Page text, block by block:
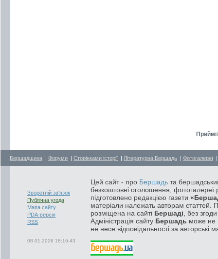
Бершадщина | Форуми | Сторінками історії | Літературна Бершадь | Фотогалереї
Зворотній зв'язок
Публічна угода
Мапа сайту
PDA-версія
RSS
08.01.2026 18:16:43
Цей сайт - про Бершадь та
безкоштовні оголошення, фотогалереї
підготовлено редакцією газети
матеріали належать авторам статтей.
розміщена на сайті Бершаді , без
Адміністрація сайту Бершадь може не
не несе відповідальності за авторські